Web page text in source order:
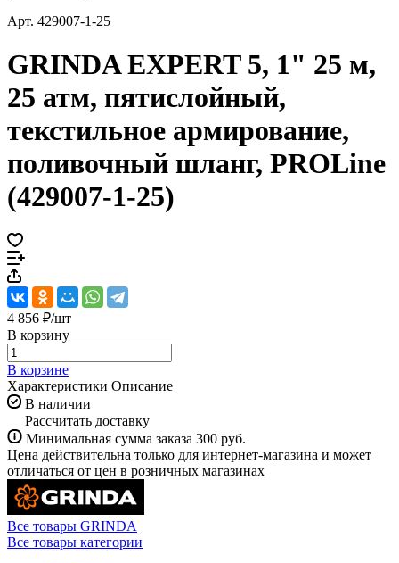
Арт. 429007-1-25
GRINDA EXPERT 5, 1" 25 м,
25 атм, пятислойный,
текстильное армирование,
поливочный шланг, PROLine
(429007-1-25)
4 856 ₽/шт
В корзину
В корзине
Характеристики Описание
В наличии
Рассчитать доставку
Минимальная сумма заказа 300 руб.
Цена действительна только для интернет-магазина и может
отличаться от цен в розничных магазинах
Все товары GRINDA
Все товары категории